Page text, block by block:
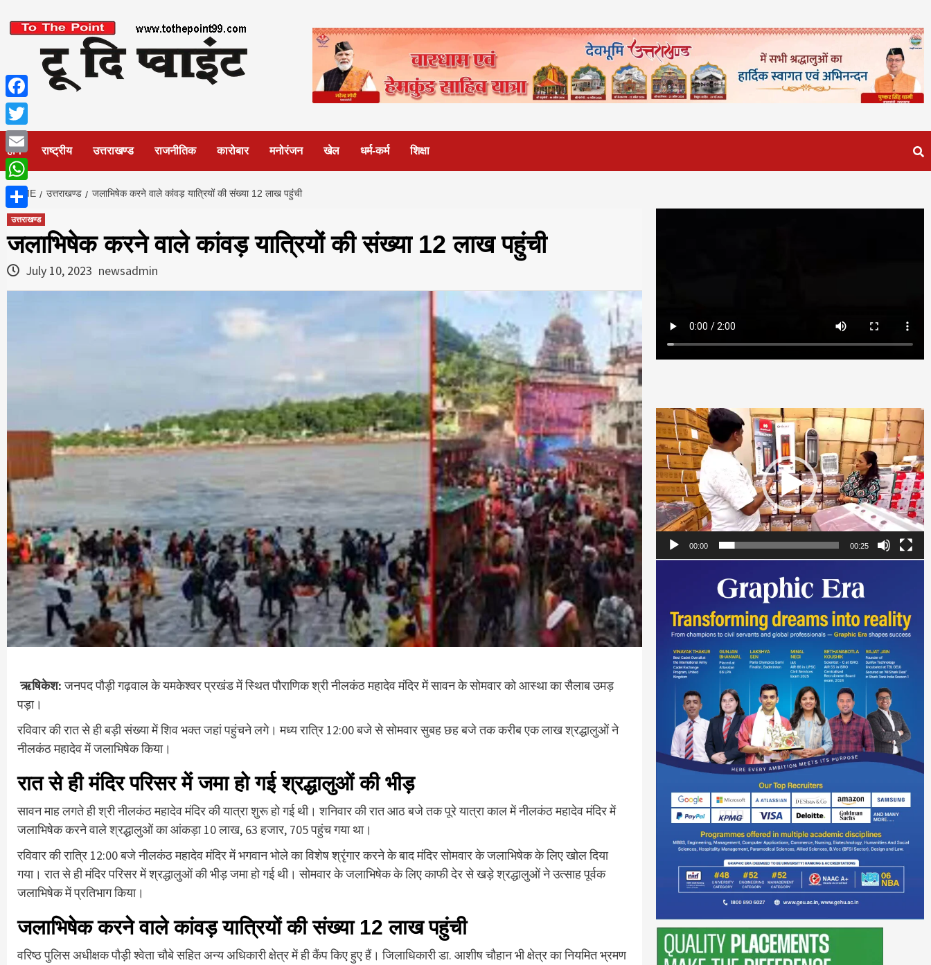
to
होम राष्ट्रीय उत्तराखण्ड राजनीतिक कारोबार मनोरंजन खेल धर्म-कर्म शिक्षा
HOME उत्तराखण्ड जलाभिषेक करने वाले कांवड़ यात्रियों की संख्या 12 लाख पहुंची
उत्तराखण्ड
जलाभिषेक करने वाले कांवड़ यात्रियों की संख्या 12 लाख पहुंची
July 10, 2023 newsadmin
ऋषिकेश:जनपद पौड़ी गढ़वाल के यमकेश्वर प्रखंड में स्थित पौराणिक श्री नीलकंठ महादेव मंदिर में सावन के सोमवार को आस्था का सैलाब उमड़
पड़ा।
रविवार की रात से ही बड़ी संख्या में शिव भक्त जहां पहुंचने लगे। मध्य रात्रि 12:00 बजे से सोमवार सुबह छह बजे तक करीब एक लाख श्रद्धालुओं ने
नीलकंठ महादेव में जलाभिषेक किया।
रात से ही मंदिर परिसर में जमा हो गई श्रद्धालुओं की भीड़
सावन माह लगते ही श्री नीलकंठ महादेव मंदिर की यात्रा शुरू हो गई थी। शनिवार की रात आठ बजे तक पूरे यात्रा काल में नीलकंठ महादेव मंदिर में
जलाभिषेक करने वाले श्रद्धालुओं का आंकड़ा 10 लाख, 63 हजार, 705 पहुंच गया था।
रविवार की रात्रि 12:00 बजे नीलकंठ महादेव मंदिर में भगवान भोले का विशेष श्रृंगार करने के बाद मंदिर सोमवार के जलाभिषेक के लिए खोल दिया
गया। रात से ही मंदिर परिसर में श्रद्धालुओं की भीड़ जमा हो गई थी। सोमवार के जलाभिषेक के लिए काफी देर से खड़े श्रद्धालुओं ने उत्साह पूर्वक
जलाभिषेक में प्रतिभाग किया।
जलाभिषेक करने वाले कांवड़ यात्रियों की संख्या 12 लाख पहुंची
वरिष्ठ पुलिस अधीक्षक पौड़ी श्वेता चौबे सहित अन्य अधिकारी क्षेत्र में ही कैंप किए हुए हैं। जिलाधिकारी डा. आशीष चौहान भी क्षेत्र का नियमित भ्रमण
Video
Player
00:00 00:25
Facebook
Twitter
Email
WhatsApp
Share